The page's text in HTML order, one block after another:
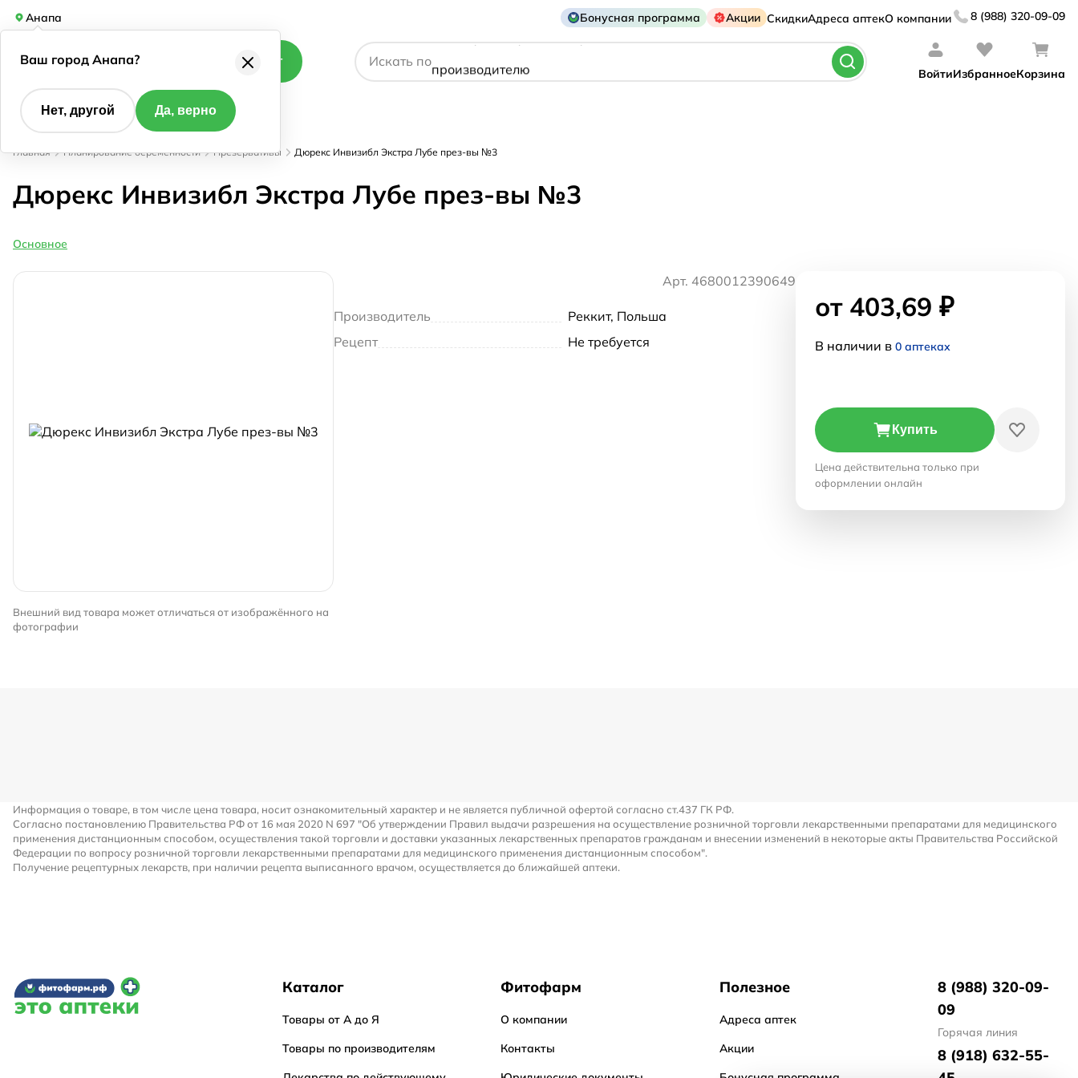
Анапа Бонусная программа Акции СкидкиАдреса аптекО компании 8 (988) 320-09-09
Каталог Искать по
действующему веществу
производителю
ВойтиИзбранноеКорзина
Главная Планирование беременности Презервативы Дюрекс Инвизибл Экстра Лубе през-вы №3
Дюрекс Инвизибл Экстра Лубе през-вы №3
Основное
Внешний вид товара может отличаться от изображённого на
фотографии
Арт. 4680012390649
Производитель
Реккит, Польша
Рецепт
Не требуется
от 403,69 ₽
В наличии в 0 аптеках
Купить
Цена действительна только при
оформлении онлайн
Информация о товаре, в том числе цена товара, носит ознакомительный характер и не является публичной офертой согласно ст.437 ГК РФ.
Согласно постановлению Правительства РФ от 16 мая 2020 N 697 "Об утверждении Правил выдачи разрешения на осуществление розничной торговли лекарственными препаратами для медицинского
применения дистанционным способом, осуществления такой торговли и доставки указанных лекарственных препаратов гражданам и внесении изменений в некоторые акты Правительства Российской
Федерации по вопросу розничной торговли лекарственными препаратами для медицинского применения дистанционным способом".
Получение рецептурных лекарств, при наличии рецепта выписанного врачом, осуществляется до ближайшей аптеки.
Каталог
Товары от А до Я
Товары по производителям
Фитофарм
О компании
Контакты
Полезное
Адреса аптек
Акции
8 (988) 320-09-
09
Горячая линия
8 (918) 632-55-
Ваш город Анапа?
Нет, другой Да, верно